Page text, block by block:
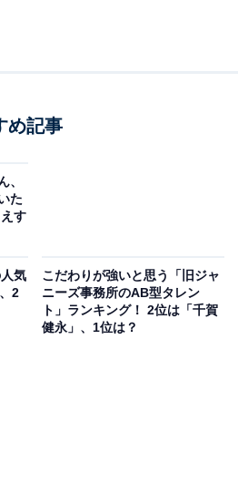
め記事
、
た
す
気
2
こだわりが強いと思う「旧ジャ
ニーズ事務所のAB型タレン
ト」ランキング！ 2位は「千賀
健永」、1位は？